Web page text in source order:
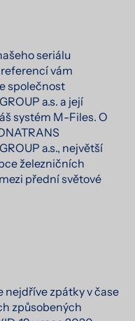
seriálu
vám
společnost
a.s. a její
systém M-Files. O
a.s., největší
železničních
přední světové
nejdříve zpátky v čase
způsobených